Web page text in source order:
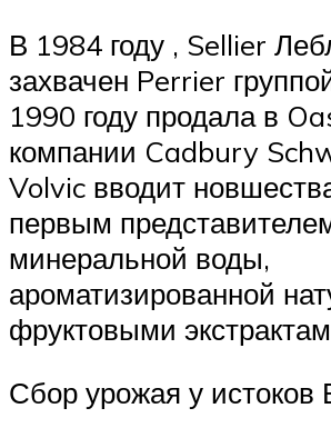
В 1984 году , Sellier
захвачен Perrier
1990 году продала в
компании Cadbury
Volvic вводит
первым
минеральной воды,
ароматизированной
фруктовыми
Сбор урожая у истоков